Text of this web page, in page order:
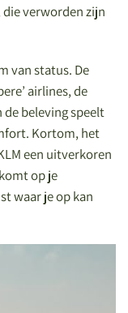
verworden zijn
van status. De
airlines, de
beleving speelt
Kortom, het
een uitverkoren
op je
waar je op kan